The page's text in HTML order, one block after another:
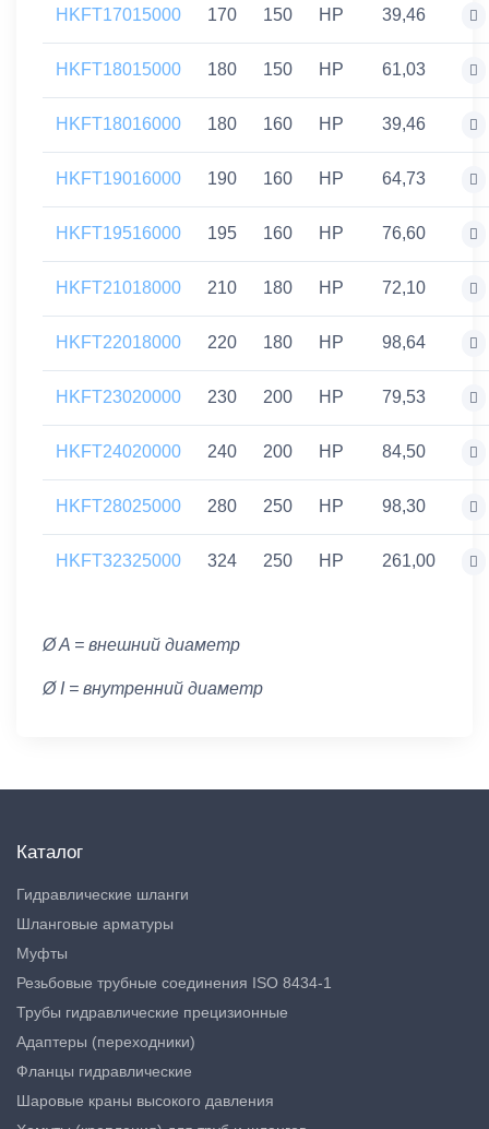
HKFT17015000 170 150 HP 39,46
HKFT18015000 180 150 HP 61,03
HKFT18016000 180 160 HP 39,46
HKFT19016000 190 160 HP 64,73
HKFT19516000 195 160 HP 76,60
HKFT21018000 210 180 HP 72,10
HKFT22018000 220 180 HP 98,64
HKFT23020000 230 200 HP 79,53
HKFT24020000 240 200 HP 84,50
HKFT28025000 280 250 HP 98,30
HKFT32325000 324 250 HP 261,00
Ø A = внешний диаметр
Ø I = внутренний диаметр
Каталог
Гидравлические шланги
Шланговые арматуры
Муфты
Резьбовые трубные соединения ISO 8434-1
Трубы гидравлические прецизионные
Адаптеры (переходники)
Фланцы гидравлические
Шаровые краны высокого давления